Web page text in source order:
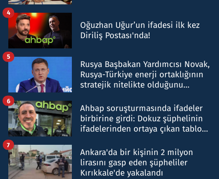
Oğuzhan Uğur’un ifadesi ilk kez
Diriliş Postası'nda!
4
Rusya Başbakan Yardımcısı Novak,
Rusya-Türkiye enerji ortaklığının
stratejik nitelikte olduğunu
5
Ahbap soruşturmasında ifadeler
birbirine girdi: Dokuz şüphelinin
ifadelerinden ortaya çıkan tablo
6
Ankara'da bir kişinin 2 milyon
lirasını gasp eden şüpheliler
Kırıkkale'de yakalandı
7